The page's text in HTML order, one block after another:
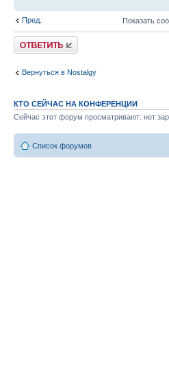
Пред. Показать
Ответить
Вернуться в Nostalgy
КТО СЕЙЧАС НА КОНФЕРЕНЦИИ
Сейчас этот форум просматривают: нет
Список форумов